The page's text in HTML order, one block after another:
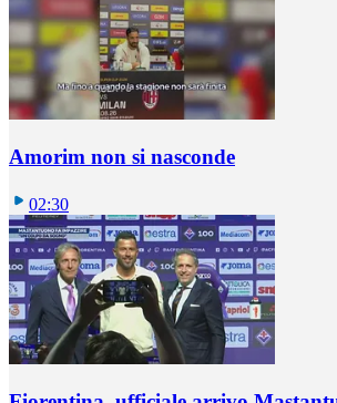
Amorim non si nasconde
02:30